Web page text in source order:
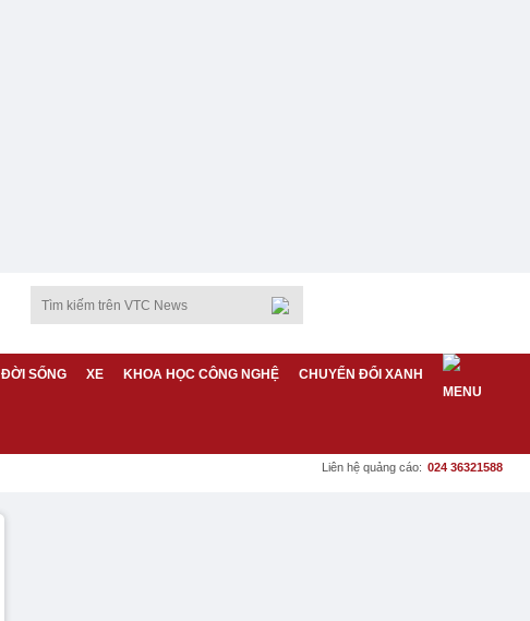
ĐỜI SỐNG XE KHOA HỌC CÔNG NGHỆ CHUYỂN ĐỔI XANH
Liên hệ quảng cáo: 024 36321588